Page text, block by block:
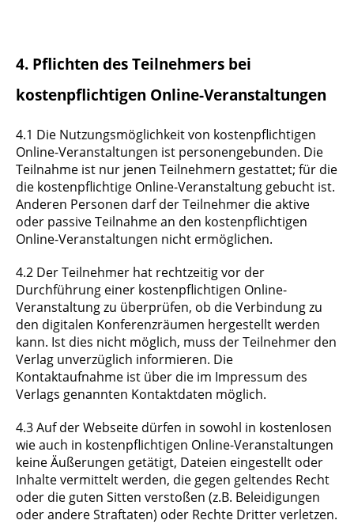
4. Pflichten des Teilnehmers bei
kostenpflichtigen Online-Veranstaltungen
4.1 Die Nutzungsmöglichkeit von kostenpflichtigen
Online-Veranstaltungen ist personengebunden. Die
Teilnahme ist nur jenen Teilnehmern gestattet; für die
die kostenpflichtige Online-Veranstaltung gebucht ist.
Anderen Personen darf der Teilnehmer die aktive
oder passive Teilnahme an den kostenpflichtigen
Online-Veranstaltungen nicht ermöglichen.
4.2 Der Teilnehmer hat rechtzeitig vor der
Durchführung einer kostenpflichtigen Online-
Veranstaltung zu überprüfen, ob die Verbindung zu
den digitalen Konferenzräumen hergestellt werden
kann. Ist dies nicht möglich, muss der Teilnehmer den
Verlag unverzüglich informieren. Die
Kontaktaufnahme ist über die im Impressum des
Verlags genannten Kontaktdaten möglich.
4.3 Auf der Webseite dürfen in sowohl in kostenlosen
wie auch in kostenpflichtigen Online-Veranstaltungen
keine Äußerungen getätigt, Dateien eingestellt oder
Inhalte vermittelt werden, die gegen geltendes Recht
oder die guten Sitten verstoßen (z.B. Beleidigungen
oder andere Straftaten) oder Rechte Dritter verletzen.